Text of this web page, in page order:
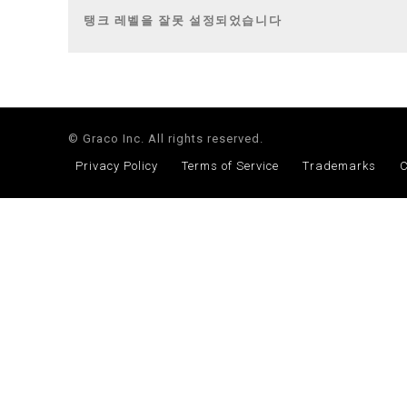
탱크 레벨을 잘못 설정되었습니다
© Graco Inc. All rights reserved.
Privacy Policy
Terms of Service Trademarks